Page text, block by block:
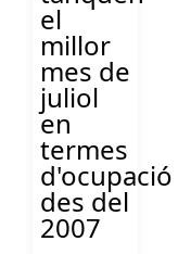
el
millor
mes de
juliol
en
termes
d'ocupació
des del
2007